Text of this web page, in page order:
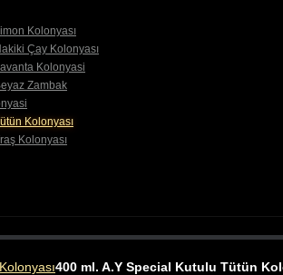
Kolonyası
Çay Kolonyası
Kolonyasi
Zambak
Kolonyası
Kolonyası
400 ml. A.Y Special Kutulu Tütün